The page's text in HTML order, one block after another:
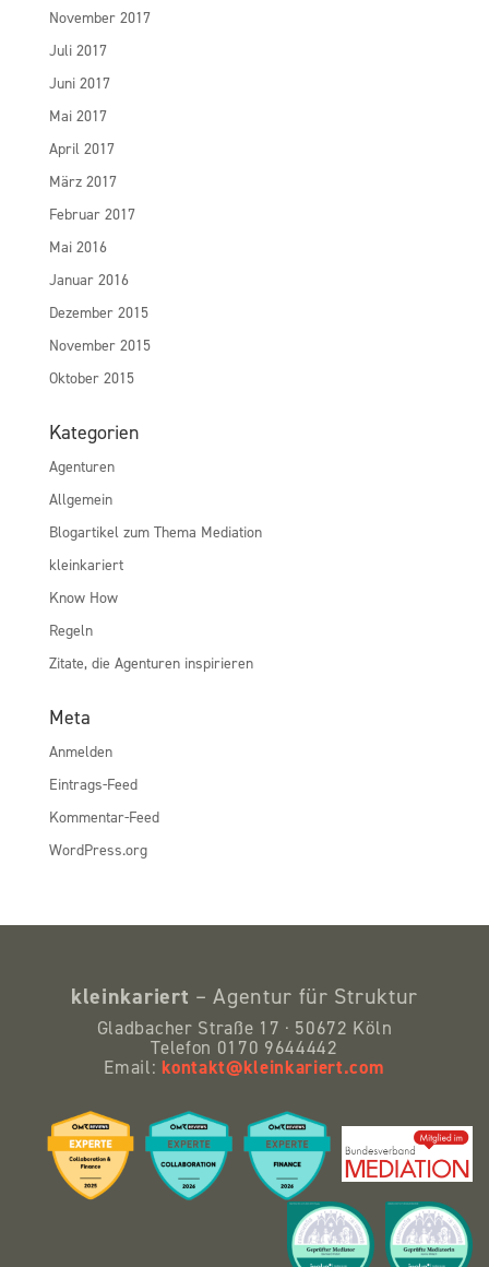
November 2017
Juli 2017
Juni 2017
Mai 2017
April 2017
März 2017
Februar 2017
Mai 2016
Januar 2016
Dezember 2015
November 2015
Oktober 2015
Kategorien
Agenturen
Allgemein
Blogartikel zum Thema Mediation
kleinkariert
Know How
Regeln
Zitate, die Agenturen inspirieren
Meta
Anmelden
Eintrags-Feed
Kommentar-Feed
WordPress.org
kleinkariert – Agentur für Struktur
Gladbacher Straße 17 · 50672 Köln
Telefon 0170 9644442
Email: kontakt@kleinkariert.com